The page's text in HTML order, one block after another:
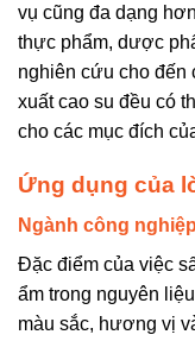
vụ cũng đa dạng
thực phẩm, dược
nghiên cứu cho đến
xuất cao su đều có
cho các mục đích
Ứng dụng của
Ngành công
Đặc điểm của việc
ẩm trong nguyên
màu sắc, hương vị